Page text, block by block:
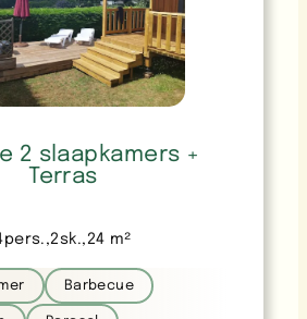
2 slaapkamers +
Terras
pers. ,2 sk.,24 m²
Barbecue